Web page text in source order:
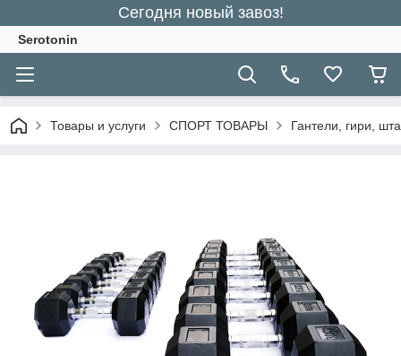
Сегодня новый завоз!
Serotonin
Товары и услуги СПОРТ ТОВАРЫ Гантели, гири,